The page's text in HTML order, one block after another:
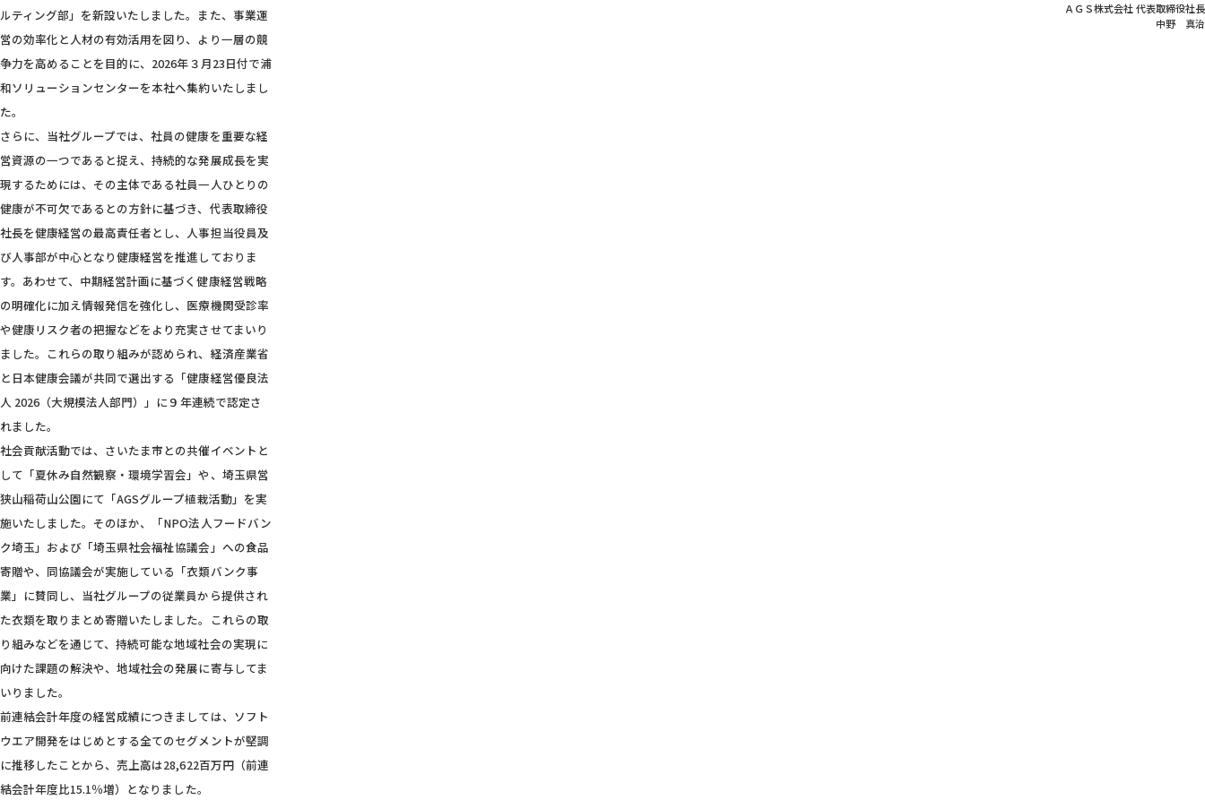
ルティング部」を新設いたしました。また、事業運
営の効率化と人材の有効活用を図り、より一層の競
争力を高めることを目的に、2026年３月23日付で浦
和ソリューションセンターを本社へ集約いたしまし
た。
さらに、当社グループでは、社員の健康を重要な経
営資源の一つであると捉え、持続的な発展成長を実
現するためには、その主体である社員一人ひとりの
健康が不可欠であるとの方針に基づき、代表取締役
社長を健康経営の最高責任者とし、人事担当役員及
び人事部が中心となり健康経営を推進しておりま
す。あわせて、中期経営計画に基づく健康経営戦略
の明確化に加え情報発信を強化し、医療機関受診率
や健康リスク者の把握などをより充実させてまいり
ました。これらの取り組みが認められ、経済産業省
と日本健康会議が共同で選出する「健康経営優良法
人 2026（大規模法人部門）」に９年連続で認定さ
れました。
社会貢献活動では、さいたま市との共催イベントと
して「夏休み自然観察・環境学習会」や、埼玉県営
狭山稲荷山公園にて「AGSグループ植栽活動」を実
施いたしました。そのほか、「NPO法人フードバン
ク埼玉」および「埼玉県社会福祉協議会」への食品
寄贈や、同協議会が実施している「衣類バンク事
業」に賛同し、当社グループの従業員から提供され
た衣類を取りまとめ寄贈いたしました。これらの取
り組みなどを通じて、持続可能な地域社会の実現に
向けた課題の解決や、地域社会の発展に寄与してま
いりました。
前連結会計年度の経営成績につきましては、ソフト
ウエア開発をはじめとする全てのセグメントが堅調
に推移したことから、売上高は28,622百万円（前連
結会計年度比15.1％増）となりました。
ＡＧＳ株式会社 代表取締役社長
中野 真治